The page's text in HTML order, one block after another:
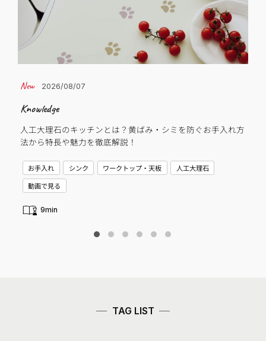
2026/08/07
Knowledge
人工大理石のキッチンとは？黄ばみ・シミを防ぐお手入れ方
法から特長や魅力を徹底解説！
お手入れ シンク ワークトップ・天板
人工大理石
動画で見る
9min
TAG LIST